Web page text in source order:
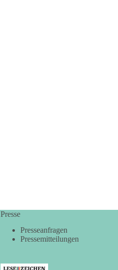
Presse
Presseanfragen
Pressemitteilungen